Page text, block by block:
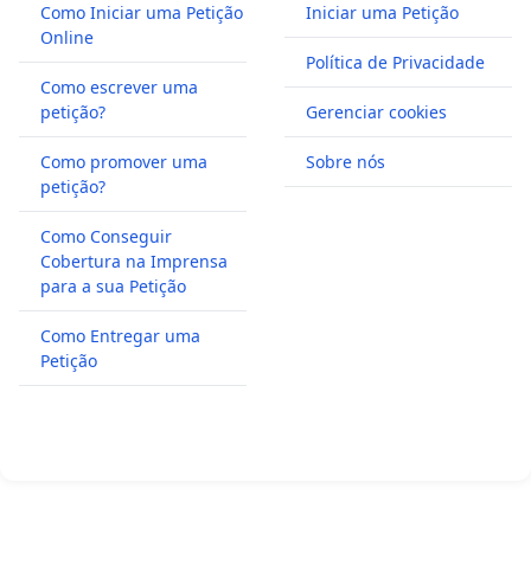
Como Iniciar uma Petição
Online
Como escrever uma
petição?
Como promover uma
petição?
Como Conseguir
Cobertura na Imprensa
para a sua Petição
Como Entregar uma
Petição
Iniciar uma Petição
Política de Privacidade
Gerenciar cookies
Sobre nós